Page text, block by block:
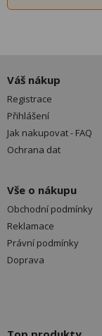
Váš nákup
Registrace
Přihlášení
Jak nakupovat - FAQ
Ochrana dat
Vše o nákupu
Obchodní podmínky
Reklamace
Právní podmínky
Doprava